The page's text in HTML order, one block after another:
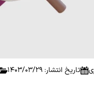
تاریخ انتشار: 1403/03/29